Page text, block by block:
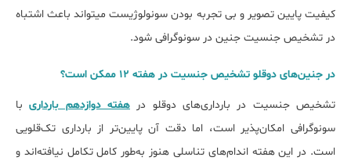
کیفیت پایین تصویر و بی تجربه بودن سونولوژیست می‎تواند باعث اشتباه
در تشخیص جنسیت جنین در سونوگرافی شود.
در جنین‌های دوقلو تشخیص جنسیت در هفته ۱۲ ممکن است؟
تشخیص جنسیت در بارداری‌های دوقلو در هفته دوازدهم بارداریبا
سونوگرافی امکان‌پذیر است، اما دقت آن پایین‌تر از بارداری تک‌قلویی
است. در این هفته اندام‌های تناسلی هنوز به‌طور کامل تکامل نیافته‌اند و